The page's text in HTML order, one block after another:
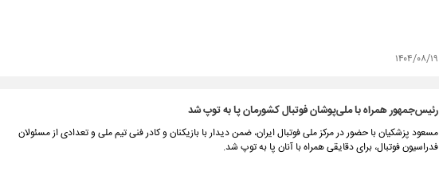
۱۴۰۴/۰۸/۱۹
رئیس‌جمهور همراه با ملی‌پوشان فوتبال کشورمان پا به توپ شد
مسعود پزشکیان با حضور در مرکز ملی فوتبال ایران، ضمن دیدار با بازیکنان و کادر فنی تیم ملی و تعدادی از مسئولان
فدراسیون فوتبال، برای دقایقی همراه با آنان پا به توپ شد.